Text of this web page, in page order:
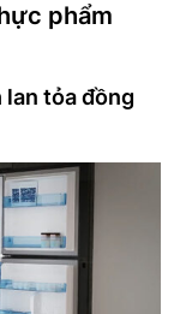
phẩm
lan tỏa đồng